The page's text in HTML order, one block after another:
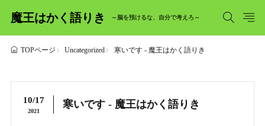
魔王はかく語りき ～脳を預けるな、自分で考えろ～
TOPページ Uncategorized 寒いです - 魔王はかく語りき
10/17
2021
寒いです - 魔王はかく語りき